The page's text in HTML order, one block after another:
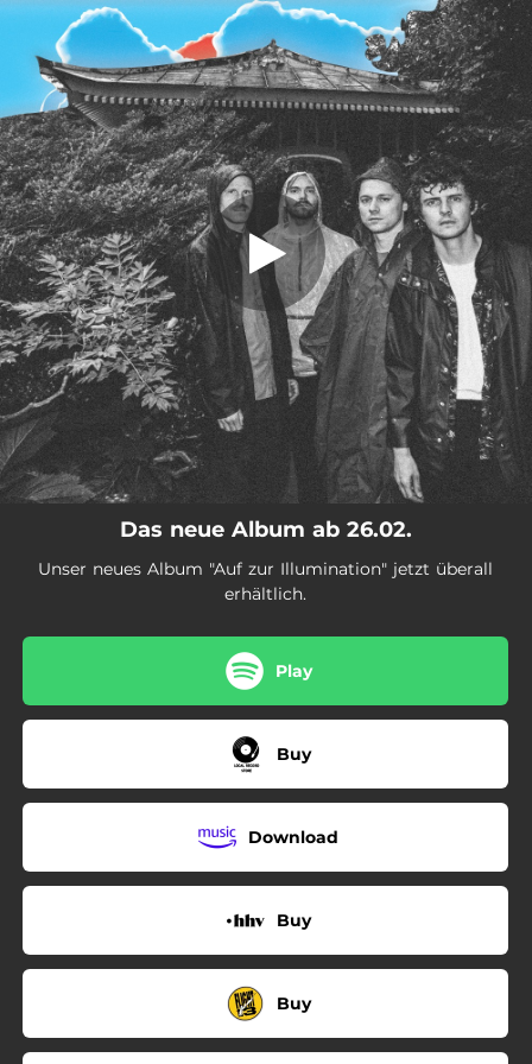
You're all set!
Das neue Album ab 26.02.
Unser neues Album "Auf zur Illumination" jetzt überall
erhältlich.
Play
Buy
Download
Buy
Buy
.